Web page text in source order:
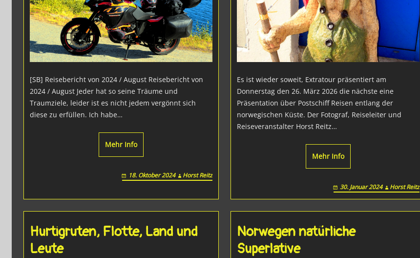
[SB] Reisebericht von 2024 / August Reisebericht von
2024 / August Jeder hat so seine Träume und
Traumziele, leider ist es nicht jedem vergönnt sich
diese zu erfüllen. Ich habe…
Mehr Info
18. Oktober 2024 Horst Reitz
Es ist wieder soweit, Extratour präsentiert am
Donnerstag den 26. März 2026 die nächste eine
Präsentation über Postschiff Reisen entlang der
norwegischen Küste. Der Fotograf, Reiseleiter und
Reiseveranstalter Horst Reitz…
Mehr Info
30. Januar 2024 Horst Reitz
Hurtigruten, Flotte, Land und
Leute
Norwegen natürliche
Superlative